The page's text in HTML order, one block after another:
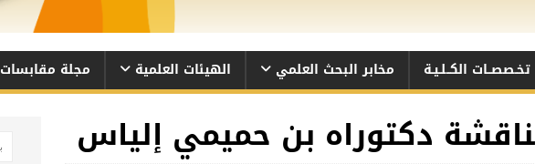
تخـصصــات الكــلـيـة مخابر البحث العلمي الهيئات العلمية مجلة مقابسات
دكتوراه بن حميمي إلياس